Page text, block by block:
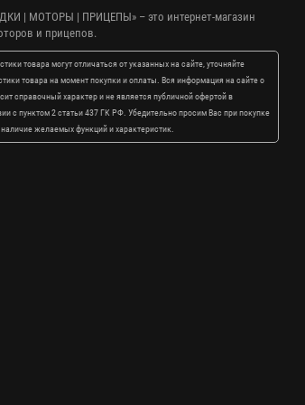
| МОТОРЫ | ПРИЦЕПЫ» – это интернет-магазин
и прицепов.
товара могут отличаться от указанных на сайте, уточняйте
товара на момент покупки и оплаты. Вся информация на сайте о
справочный характер и не является публичной офертой в
с пунктом 2 статьи 437 ГК РФ. Убедительно просим Вас при покупке
желаемых функций и характеристик.